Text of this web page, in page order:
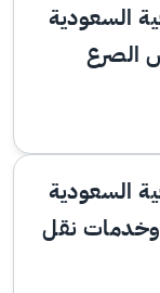
السعودية
الصرع
السعودية
نقل